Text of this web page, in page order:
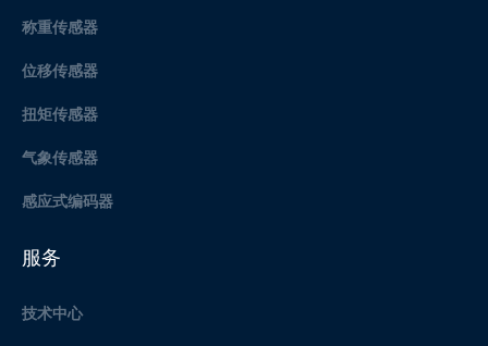
称重传感器
位移传感器
扭矩传感器
气象传感器
感应式编码器
服务
技术中心